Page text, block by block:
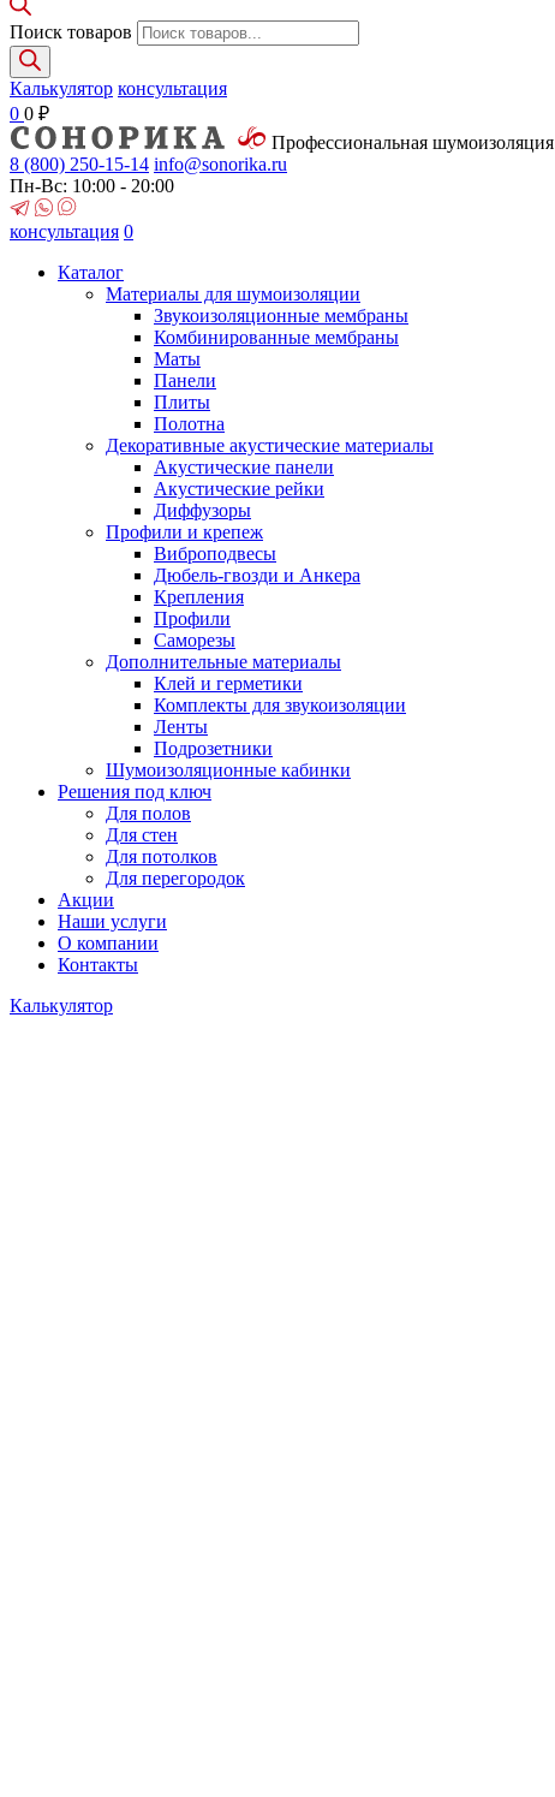
Поиск товаров
Калькулятор консультация
0 0 ₽
Профессиональная шумоизоляция
8 (800) 250-15-14 info@sonorika.ru
Пн-Вс: 10:00 - 20:00
консультация 0
Каталог
Материалы для шумоизоляции
Звукоизоляционные мембраны
Комбинированные мембраны
Маты
Панели
Плиты
Полотна
Декоративные акустические материалы
Акустические панели
Акустические рейки
Диффузоры
Профили и крепеж
Виброподвесы
Дюбель-гвозди и Анкера
Крепления
Профили
Саморезы
Дополнительные материалы
Клей и герметики
Комплекты для звукоизоляции
Ленты
Подрозетники
Шумоизоляционные кабинки
Решения под ключ
Для полов
Для стен
Для потолков
Для перегородок
Акции
Наши услуги
О компании
Контакты
Калькулятор